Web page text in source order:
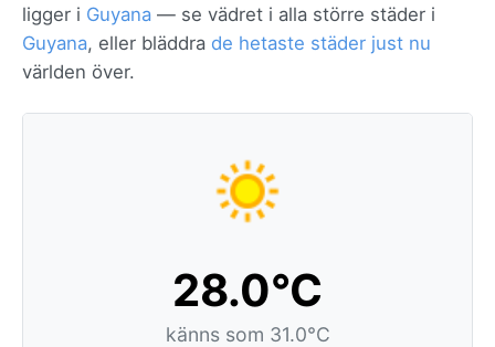
ligger i Guyana — se vädret i alla större städer i
Guyana, eller bläddra de hetaste städer just nu
världen över.
28.0°C
känns som 31.0°C